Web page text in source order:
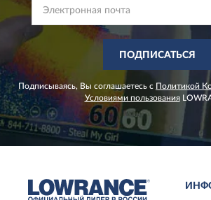
ПОДПИСАТЬСЯ
Подписываясь, Вы соглашаетесь с Политикой
Условиями пользования